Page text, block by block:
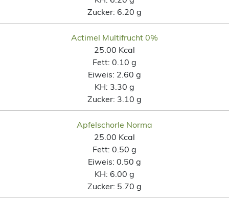
Zucker: 6.20 g
Actimel Multifrucht 0%
25.00 Kcal
Fett: 0.10 g
Eiweis: 2.60 g
KH: 3.30 g
Zucker: 3.10 g
Apfelschorle Norma
25.00 Kcal
Fett: 0.50 g
Eiweis: 0.50 g
KH: 6.00 g
Zucker: 5.70 g